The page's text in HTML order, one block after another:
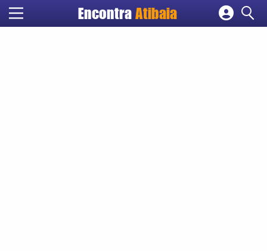
Encontra Atibaia